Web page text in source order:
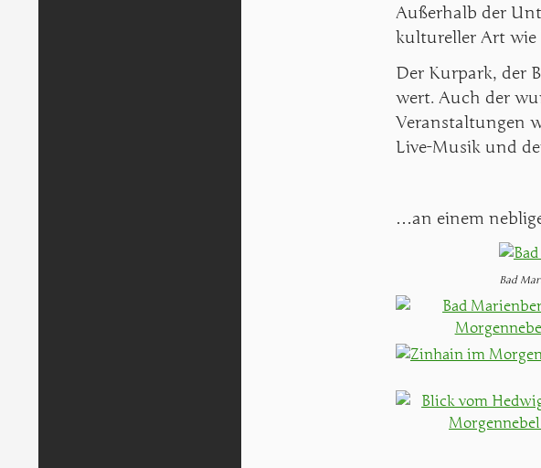
Außerhalb der
kultureller Art wie
Der Kurpark, der
wert. Auch der
Veranstaltungen
Live-Musik und
…an einem
Bad